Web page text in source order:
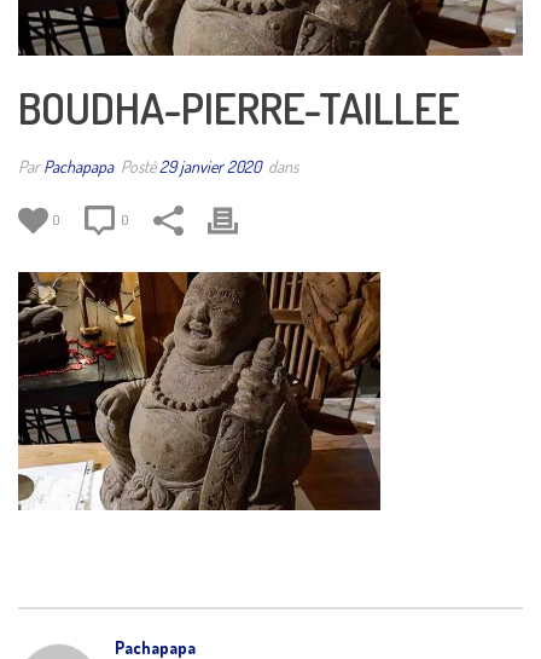
BOUDHA-PIERRE-TAILLEE
ParPachapapa Posté29 janvier 2020 dans
0 0
Pachapapa